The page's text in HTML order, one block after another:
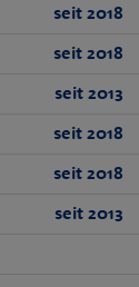
seit 2018
seit 2018
seit 2013
seit 2018
seit 2018
seit 2013